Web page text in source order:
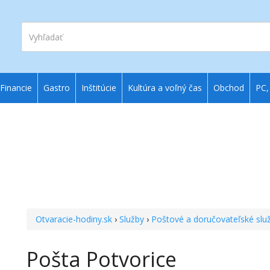
Vyhľadať
Otvaracie-hodiny.sk ›Služby › Poštové a doručovateľské
Pošta Potvorice
Financie Gastro Inštitúcie Kultúra a voľný čas Obchod